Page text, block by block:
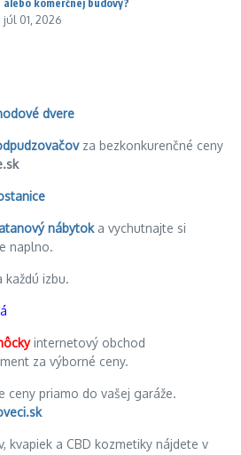
alebo komerčnej budovy?
júl 01, 2026
dvere
za bezkonkurenčné ceny
nábytoka vychutnajte si
naplno.
každú izbu.
internetový obchod
za výborné ceny.
ceny priamo do vašej garáže.
kvapiek a CBD kozmetiky nájdete v